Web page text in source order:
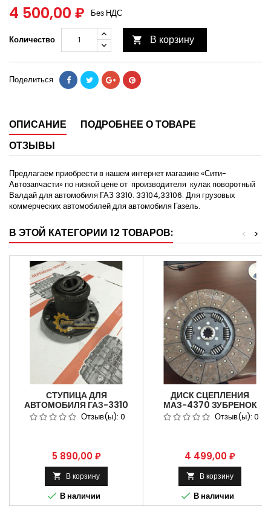
4 500,00 ₽ Без НДС
Количество  В корзину
Поделиться
ОПИСАНИЕ
ПОДРОБНЕЕ О ТОВАРЕ
ОТЗЫВЫ
Предлагаем приобрести в нашем интернет магазине «Сити-
Автозапчасти» по низкой цене от производителя кулак поворотный
Валдай для автомобиля ГАЗ 3310. 33104,33106. Для грузовых
коммерческих автомобилей для автомобиля Газель.
В ЭТОЙ КАТЕГОРИИ 12 ТОВАРОВ: >
<
СТУПИЦА ДЛЯ
АВТОМОБИЛЯ ГАЗ-3310
ВАЛДАЙ В СБОРЕ С
ПОДШИПНИКОМ. АРТИКУЛ
Отзыв(ы): 0
Цена
5 890,00 ₽
 В корзину
 В наличии
ДИСК СЦЕПЛЕНИЯ
МАЗ-4370 ЗУБРЕНОК
ВЕДОМЫЙ SACHS
1878001501
Отзыв(ы): 0
Цена
4 499,00 ₽
 В корзину
 В наличии